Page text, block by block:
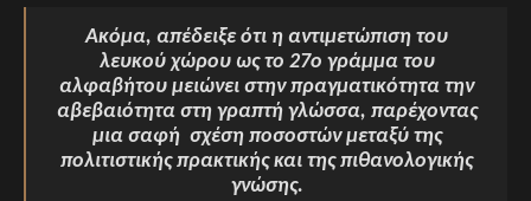
Ακόμα, απέδειξε ότι η αντιμετώπιση του
λευκού χώρου ως το 27ο γράμμα του
αλφαβήτου μειώνει στην πραγματικότητα την
αβεβαιότητα στη γραπτή γλώσσα, παρέχοντας
μια σαφή σχέση ποσοστών μεταξύ της
πολιτιστικής πρακτικής και της πιθανολογικής
γνώσης.